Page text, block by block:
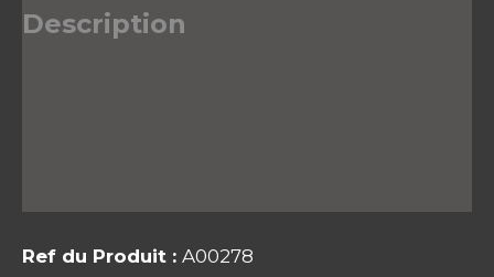
Description
Ref du Produit : A00278